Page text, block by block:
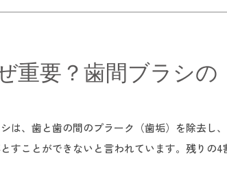
重要？歯間ブラシ
は、歯と歯の間のプラーク（歯垢）を除去し
すことができないと言われています。残りの